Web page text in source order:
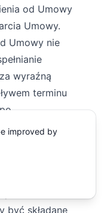
od Umowy
Umowy.
Umowy nie
wyraźną
terminu
po
być składane
improved by